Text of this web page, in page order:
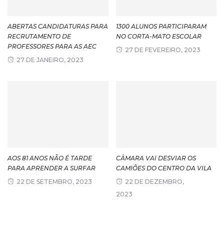
ABERTAS CANDIDATURAS PARA
RECRUTAMENTO DE
PROFESSORES PARA AS AEC
27 DE JANEIRO, 2023
1300 ALUNOS PARTICIPARAM
NO CORTA-MATO ESCOLAR
27 DE FEVEREIRO, 2023
AOS 81 ANOS NÃO É TARDE
PARA APRENDER A SURFAR
22 DE SETEMBRO, 2023
CÂMARA VAI DESVIAR OS
CAMIÕES DO CENTRO DA VILA
22 DE DEZEMBRO,
2023